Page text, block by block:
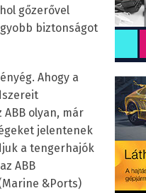
gőzerővel
biztonságot
Ahogy a
olyan, már
jelentenek
a tengerhajók
ABB
&Ports)